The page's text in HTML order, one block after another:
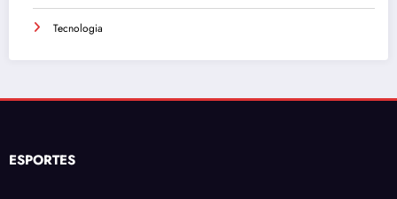
Tecnologia
ESPORTES